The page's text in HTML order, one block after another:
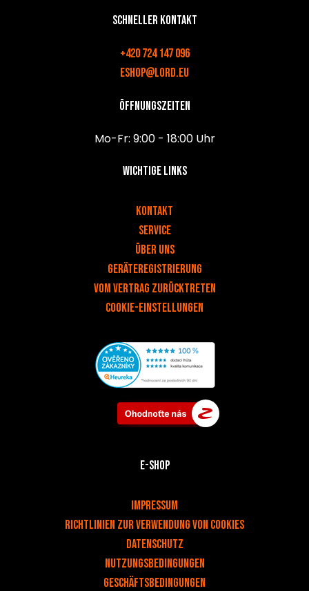
Schneller Kontakt
+420 724 147 096
eshop@lord.eu
Öffnungszeiten
Mo-Fr: 9:00 - 18:00 Uhr
Wichtige Links
Kontakt
Service
Über uns
Geräteregistrierung
Vom Vertrag zurücktreten
Cookie-Einstellungen
E-Shop
Impressum
Richtlinien zur Verwendung von Cookies
DATENSCHUTZ
NUTZUNGSBEDINGUNGEN
Geschäftsbedingungen